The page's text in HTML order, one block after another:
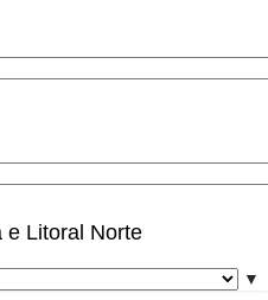
e Litoral Norte
▼